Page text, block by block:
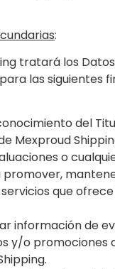
:
tratará los
las siguientes
del
Mexproud
o
que
información de
y/o promociones